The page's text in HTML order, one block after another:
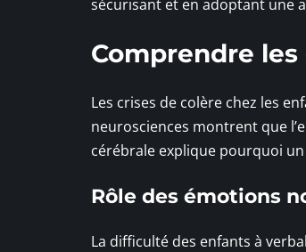
sécurisant et en adoptant une
Comprendre
Les crises de colère chez les
neurosciences montrent que
cérébrale explique pourquoi
Rôle des émotions
La difficulté des enfants à